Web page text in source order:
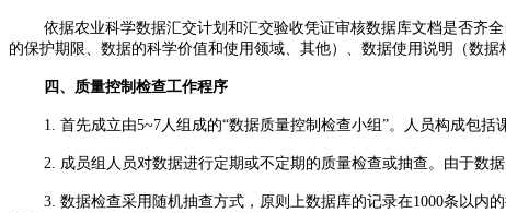
依据农业科学数据汇交计划和汇交验收凭证审核数据库文档是否齐
的保护期限、数据的科学价值和使用领域、其他）、数据使用说明（数
四、质量控制检查工作程序
1. 首先成立由5~7人组成的“数据质量控制检查小组”。人员构成包括
2. 成员组人员对数据进行定期或不定期的质量检查或抽查。由于数
3. 数据检查采用随机抽查方式，原则上数据库的记录在1000条以内